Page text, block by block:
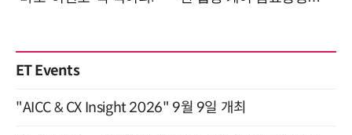
ET Events
"AICC & CX Insight 2026" 9월 9일 개최